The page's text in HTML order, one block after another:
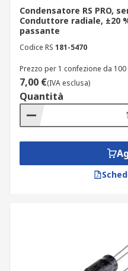
Condensatore RS PRO,
Conduttore radiale, ±20
passante
Codice RS 181-5470
Prezzo per 1 confezione da 100
7,00 €(IVA esclusa)
Quantità